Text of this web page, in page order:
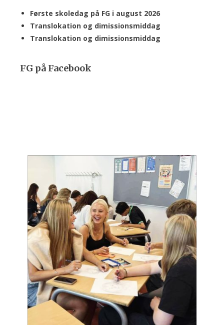
Første skoledag på FG i august 2026
Translokation og dimissionsmiddag
Translokation og dimissionsmiddag
FG på Facebook